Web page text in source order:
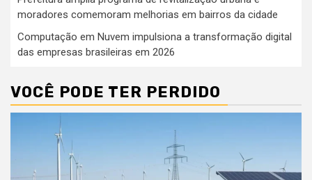
moradores comemoram melhorias em bairros da cidade
Computação em Nuvem impulsiona a transformação digital
das empresas brasileiras em 2026
VOCÊ PODE TER PERDIDO